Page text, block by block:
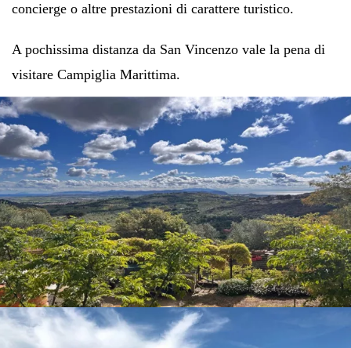
concierge o altre prestazioni di carattere turistico.
A pochissima distanza da San Vincenzo vale la pena di
visitare Campiglia Marittima.